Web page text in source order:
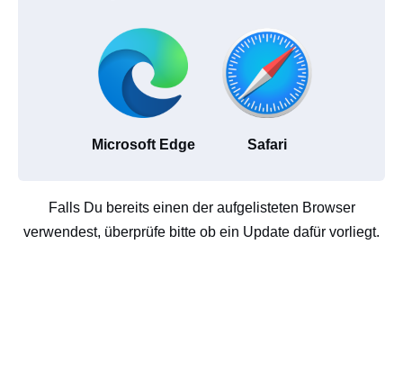
Microsoft Edge Safari
Falls Du bereits einen der aufgelisteten Browser
verwendest, überprüfe bitte ob ein Update dafür vorliegt.